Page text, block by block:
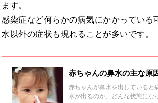
ます。
感染症など何らかの病気にかかってい
水以外の症状も現れることが多いです。
赤ちゃんの鼻水の主な原
赤ちゃんが鼻水を出していると
水が出るのか、どんな状態にな